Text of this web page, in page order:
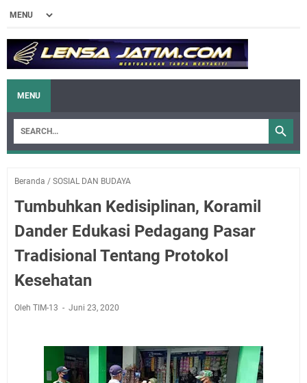
MENU
Beranda / SOSIAL DAN BUDAYA
Tumbuhkan Kedisiplinan, Koramil
Dander Edukasi Pedagang Pasar
Tradisional Tentang Protokol
Kesehatan
Oleh TIM-13 Juni 23, 2020